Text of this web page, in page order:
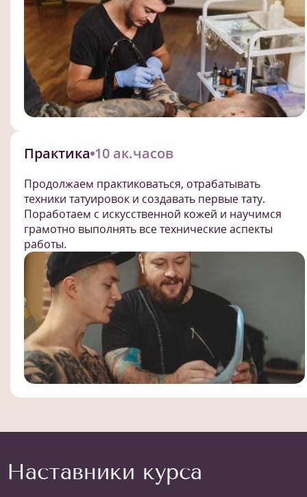
Практика 10 ак.часов
Продолжаем практиковаться, отрабатывать
техники татуировок и создавать первые тату.
Поработаем с искусственной кожей и научимся
грамотно выполнять все технические аспекты
работы.
Наставники курса